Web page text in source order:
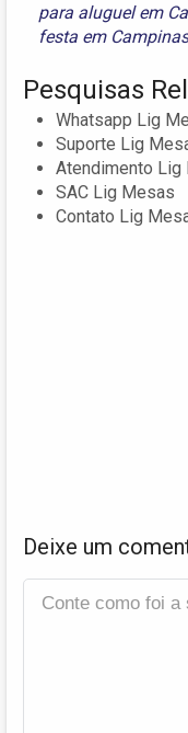
para aluguel em
festa em Campinas
Pesquisas
Whatsapp Lig
Suporte Lig
Atendimento Lig
SAC Lig Mesas
Contato Lig
Deixe um